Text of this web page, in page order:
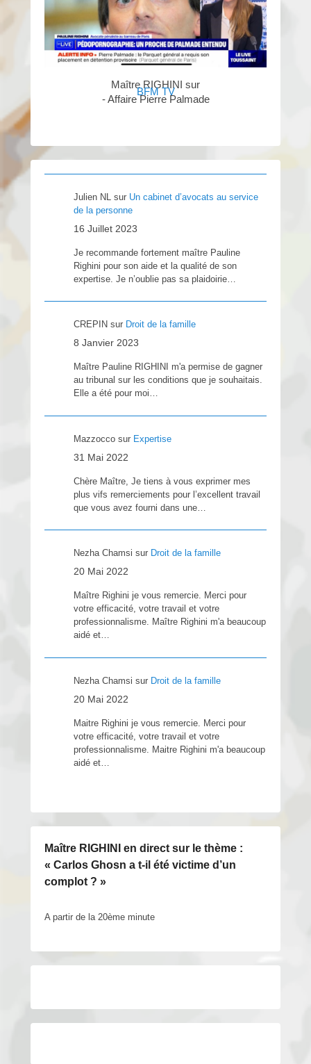
Maître RIGHINI sur
BFM TV
- Affaire Pierre Palmade
Julien NL sur Un cabinet d’avocats au service
de la personne
16 Juillet 2023
Je recommande fortement maître Pauline
Righini pour son aide et la qualité de son
expertise. Je n’oublie pas sa plaidoirie…
CREPIN sur Droit de la famille
8 Janvier 2023
Maître Pauline RIGHINI m'a permise de gagner
au tribunal sur les conditions que je souhaitais.
Elle a été pour moi…
Mazzocco sur Expertise
31 Mai 2022
Chère Maître, Je tiens à vous exprimer mes
plus vifs remerciements pour l’excellent travail
que vous avez fourni dans une…
Nezha Chamsi sur Droit de la famille
20 Mai 2022
Maître Righini je vous remercie. Merci pour
votre efficacité, votre travail et votre
professionnalisme. Maître Righini m'a beaucoup
aidé et…
Nezha Chamsi sur Droit de la famille
20 Mai 2022
Maitre Righini je vous remercie. Merci pour
votre efficacité, votre travail et votre
professionnalisme. Maitre Righini m'a beaucoup
aidé et…
Maître RIGHINI en direct sur le thème :
« Carlos Ghosn a t-il été victime d’un
complot ? »
A partir de la 20ème minute